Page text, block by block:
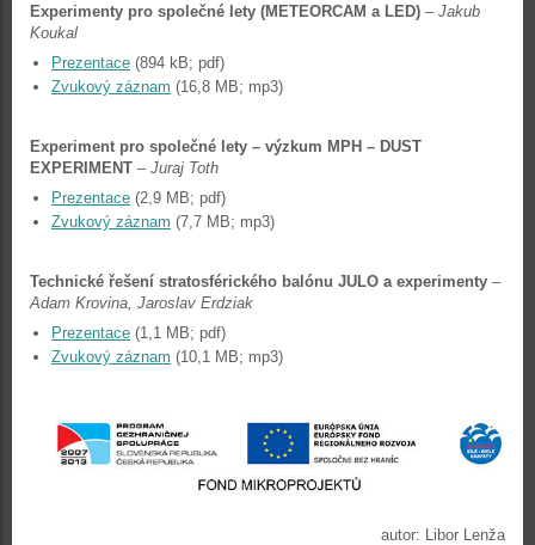
Experimenty pro společné lety (METEORCAM a LED) – Jakub
Koukal
Prezentace (894 kB; pdf)
Zvukový záznam (16,8 MB; mp3)
Experiment pro společné lety – výzkum MPH – DUST
EXPERIMENT – Juraj Toth
Prezentace (2,9 MB; pdf)
Zvukový záznam (7,7 MB; mp3)
Technické řešení stratosférického balónu JULO a experimenty –
Adam Krovina, Jaroslav Erdziak
Prezentace (1,1 MB; pdf)
Zvukový záznam (10,1 MB; mp3)
autor: Libor Lenža